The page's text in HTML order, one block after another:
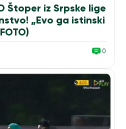
Štoper iz Srpske lige
„Evo ga istinski
0